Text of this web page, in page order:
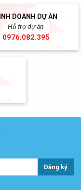
DOANH DỰ ÁN
Hỗ trợ dự án
0976.082.395
Đăng ký